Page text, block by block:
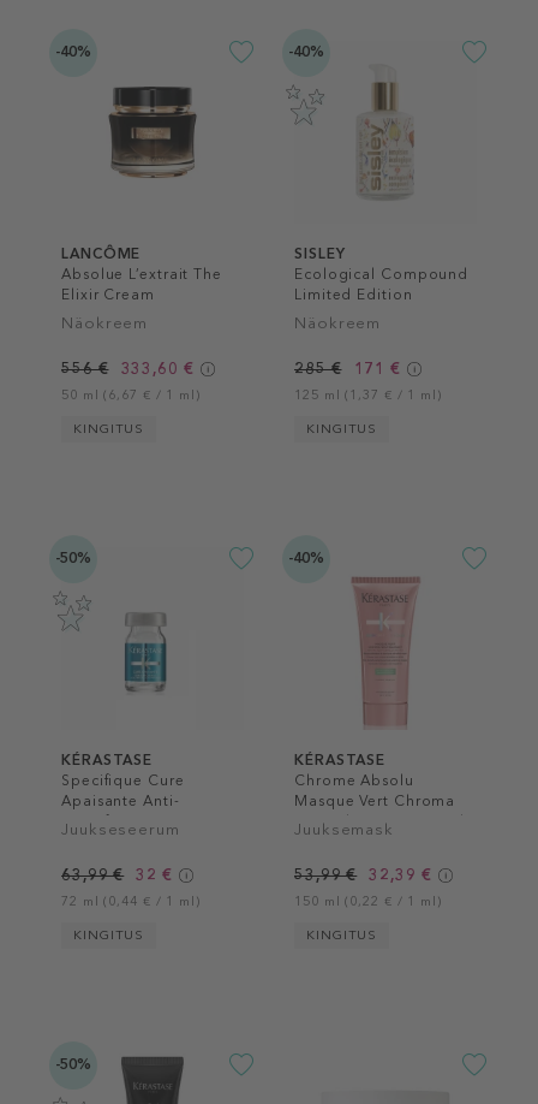
-40%
LANCÔME
Absolue L’extrait The
Elixir Cream
Näokreem
556 € 333,60 €
50 ml (6,67 € / 1 ml)
KINGITUS
-40%
SISLEY
Ecological Compound
Limited Edition
Näokreem
285 € 171 €
125 ml (1,37 € / 1 ml)
KINGITUS
-50%
KÉRASTASE
Specifique Cure
Apaisante Anti-
Inconforts
Juukseseerum
63,99 € 32 €
72 ml (0,44 € / 1 ml)
KINGITUS
-40%
KÉRASTASE
Chrome Absolu
Masque Vert Chroma
Neutralisant Hair Mask
Juuksemask
53,99 € 32,39 €
150 ml (0,22 € / 1 ml)
KINGITUS
-50%